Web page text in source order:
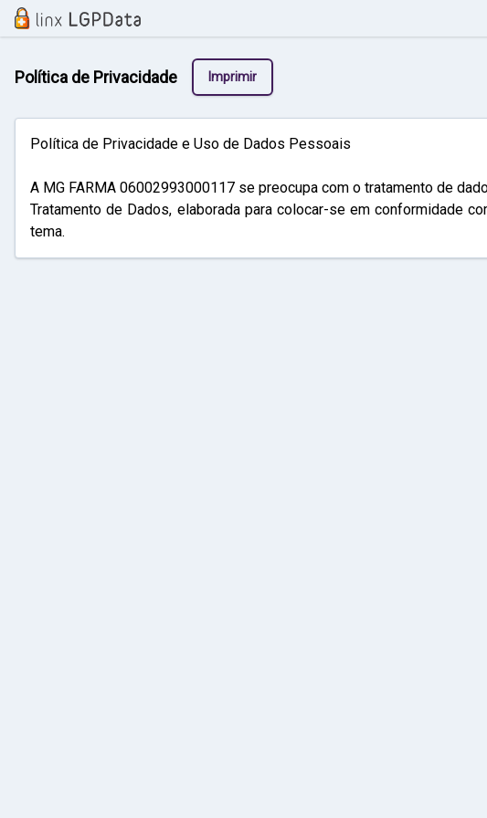
Política de Privacidade Imprimir
Política de Privacidade e Uso de Dados Pessoais
A MG FARMA 06002993000117 se preocupa com o tratamento de
Tratamento de Dados, elaborada para colocar-se em conformidade
tema.